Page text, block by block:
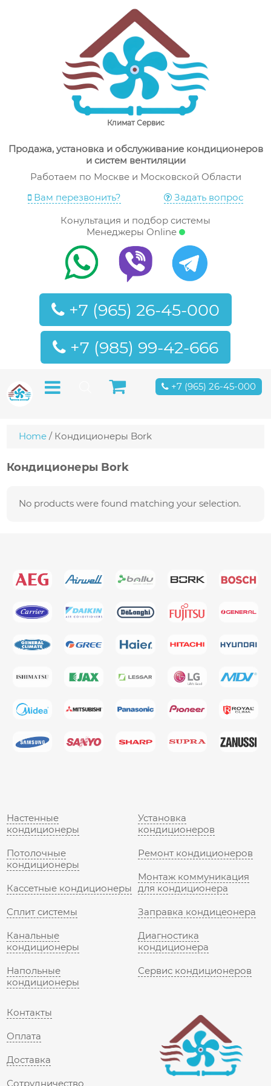
кондиционеров в Москве
ассортимент кондиционеров, их установку, ремонт и
осблуживание по выгодной цене в Москве
Климат Сервис
Продажа, установка и обслуживание кондиционеров
и систем вентиляции
Работаем по Москве и Московской Области
Вам перезвонить?
Задать вопрос
Конультация и подбор системы
Менеджеры Online
+7 (965) 26-45-000
+7 (985) 99-42-666
+7 (965) 26-45-000
Home / Кондиционеры Bork
Кондиционеры Bork
No products were found matching your selection.
Настенные
кондиционеры
Потолочные
кондиционеры
Кассетные кондиционеры
Сплит системы
Канальные
кондиционеры
Напольные
кондиционеры
Установка
кондиционеров
Ремонт кондиционеров
Монтаж коммуникация
для кондиционера
Заправка кондицеонера
Диагностика
кондиционера
Сервис кондиционеров
Контакты
Оплата
Доставка